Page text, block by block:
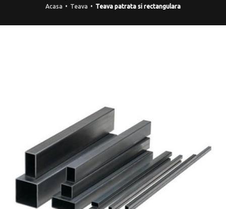
Acasa Teava Teava patrata si rectangulara